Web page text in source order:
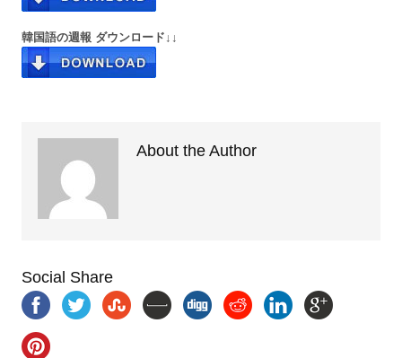
韓国語の週報 ダウンロード↓↓
About the Author
Social Share